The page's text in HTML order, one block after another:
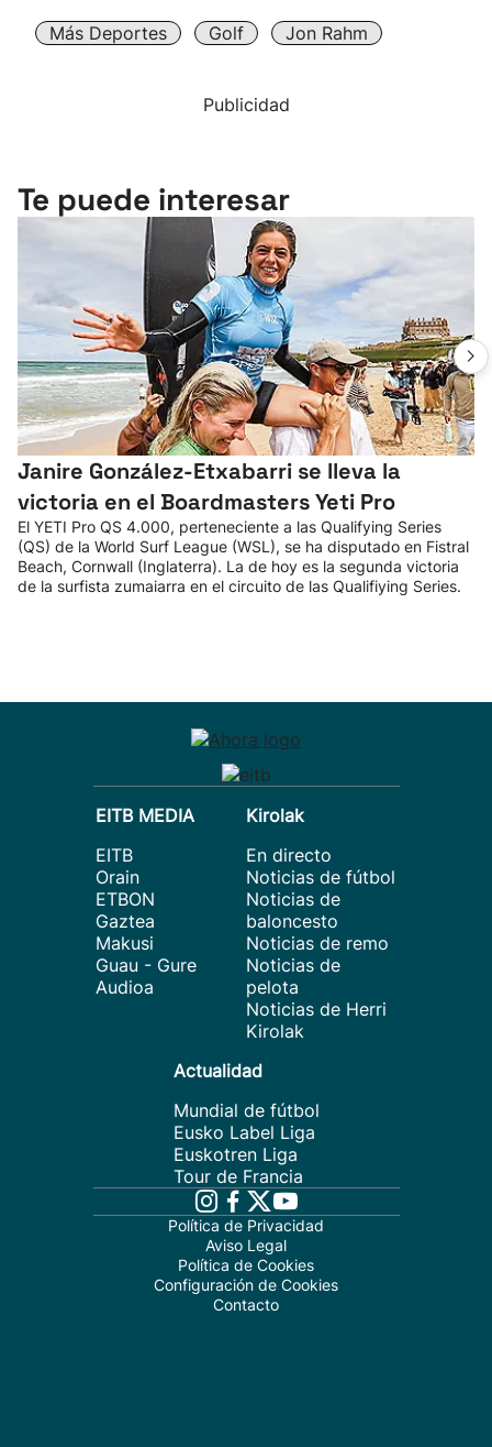
Más Deportes Golf Jon Rahm
Publicidad
Te puede interesar
Janire González-Etxabarri se lleva la
victoria en el Boardmasters Yeti Pro
El YETI Pro QS 4.000, perteneciente a las Qualifying Series
(QS) de la World Surf League (WSL), se ha disputado en Fistral
Beach, Cornwall (Inglaterra). La de hoy es la segunda victoria
de la surfista zumaiarra en el circuito de las Qualifiying Series.
EITB MEDIA
EITB
Orain
ETBON
Gaztea
Makusi
Guau - Gure
Audioa
Kirolak
En directo
Noticias de fútbol
Noticias de
baloncesto
Noticias de remo
Noticias de
pelota
Noticias de Herri
Kirolak
Actualidad
Mundial de fútbol
Eusko Label Liga
Euskotren Liga
Tour de Francia
Política de Privacidad
Aviso Legal
Política de Cookies
Configuración de Cookies
Contacto